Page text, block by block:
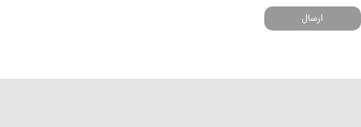
ارسال